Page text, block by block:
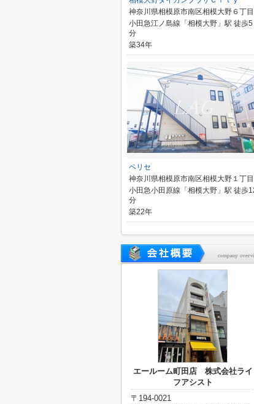
神奈川県相模原市南区相模大野６丁目
小田急江ノ島線「相模大野」駅 徒歩5
分
築34年
ペリセ
神奈川県相模原市南区相模大野１丁目
小田急小田原線「相模大野」駅 徒歩
分
築22年
エールーム町田店 株式会社ライ
フアシスト
〒194-0021